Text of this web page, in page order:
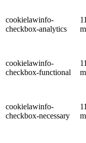
cookielawinfo-
checkbox-analytics
11
cookielawinfo-
checkbox-functional
11
cookielawinfo-
checkbox-necessary
11